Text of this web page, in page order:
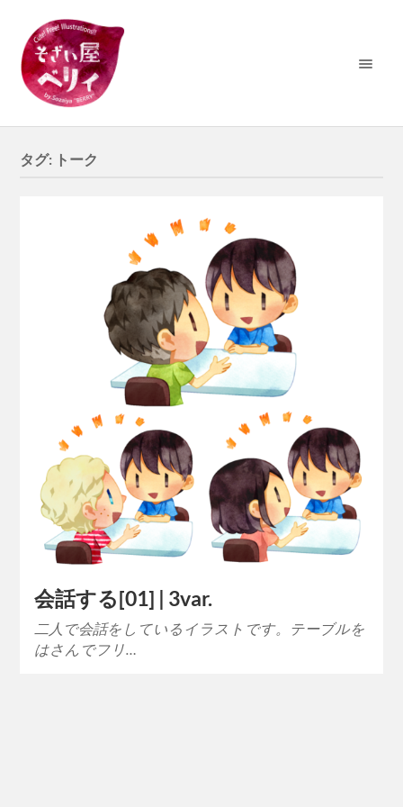
タグ: トーク
会話する[01] | 3var.
二人で会話をしているイラストです。テーブルを
はさんでフリ…